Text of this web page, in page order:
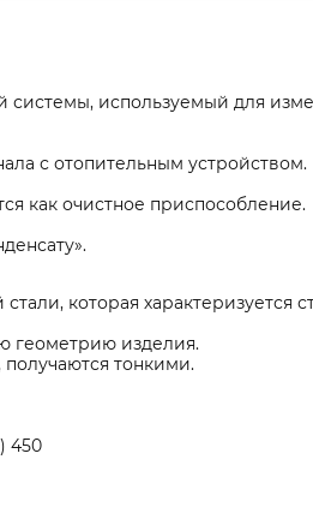
используемый для
с отопительным устройством.
как очистное приспособление.
которая характеризуется
геометрию изделия.
тонкими.
450